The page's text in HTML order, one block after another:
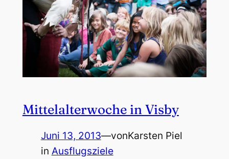
Mittelalterwoche in Visby
Juni 13, 2013—vonKarsten Piel
in Ausflugsziele